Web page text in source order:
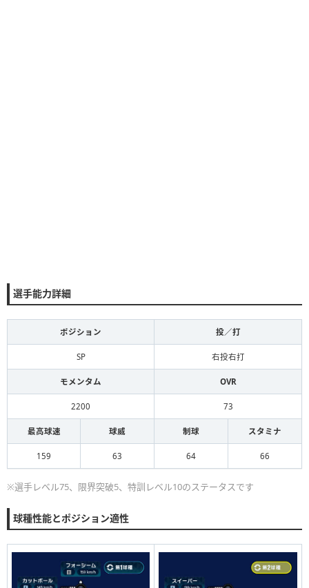
選手能力詳細
ポジション 投／打
SP 右投右打
モメンタム OVR
2200 73
最高球速 球威 制球 スタミナ
159 63 64 66
※選手レベル75、限界突破5、特訓レベル10のステータスです
球種性能とポジション適性